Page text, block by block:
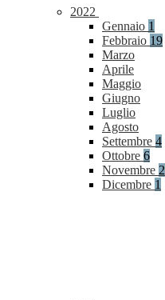
2022
Gennaio 1
Febbraio 19
Marzo
Aprile
Maggio
Giugno
Luglio
Agosto
Settembre 4
Ottobre 6
Novembre 2
Dicembre 1